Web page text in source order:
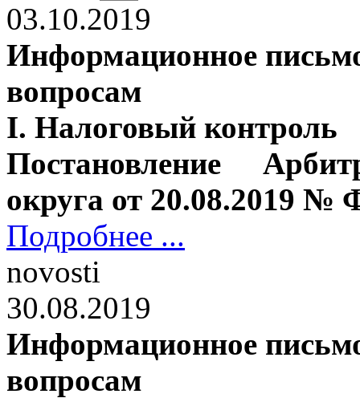
03.10.2019
Информационное
вопросам
I. Налоговый контроль
Постановление
округа от 20.08.2019 №
Подробнее ...
novosti
30.08.2019
Информационное
вопросам